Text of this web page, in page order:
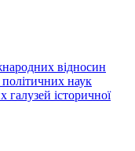
відносин
політичних наук
галузей історичної